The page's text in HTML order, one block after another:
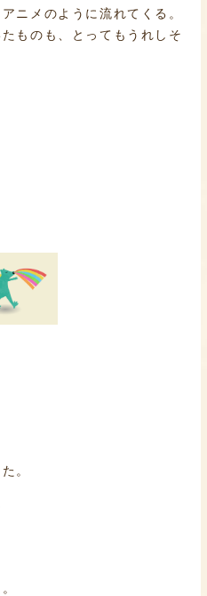
ニメのように流れてくる。
ものも、とってもうれしそ
。